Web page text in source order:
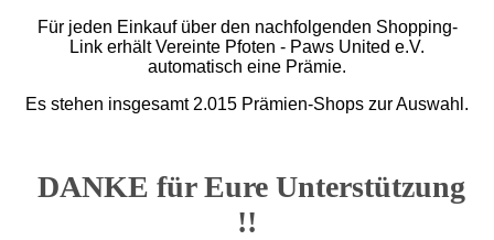
Für jeden Einkauf über den nachfolgenden Shopping-
Link erhält Vereinte Pfoten - Paws United e.V.
automatisch eine Prämie.
Es stehen insgesamt 2.015 Prämien-Shops zur Auswahl.
DANKE für Eure Unterstützung
!!